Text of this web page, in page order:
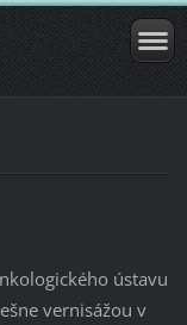
ústavu
vernisážou v